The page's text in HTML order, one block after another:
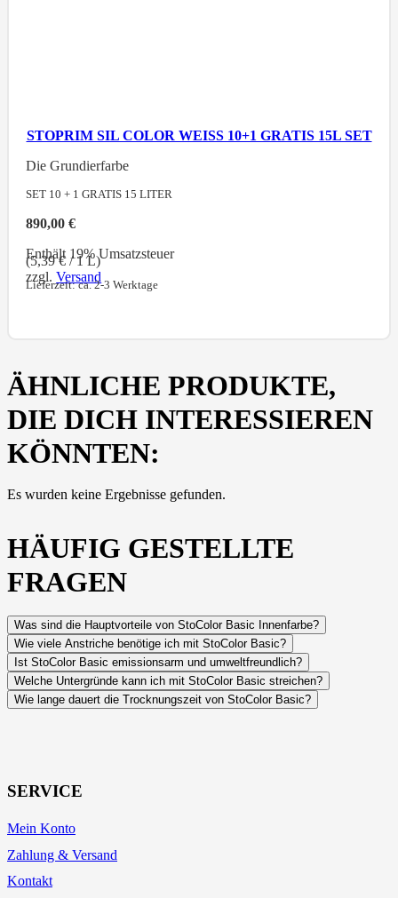
STOPRIM SIL COLOR WEISS 10+1 GRATIS 15L SET
Die Grundierfarbe
SET 10 + 1 GRATIS 15 LITER
890,00€
Enthält 19% Umsatzsteuer
(5,39€/ 1 L)
zzgl.Versand
Lieferzeit: ca. 2-3 Werktage
ÄHNLICHE PRODUKTE,
DIE DICH INTERESSIEREN
KÖNNTEN:
Es wurden keine Ergebnisse gefunden.
HÄUFIG GESTELLTE
FRAGEN
Was sind die Hauptvorteile von StoColor Basic Innenfarbe?
Wie viele Anstriche benötige ich mit StoColor Basic?
Ist StoColor Basic emissionsarm und umweltfreundlich?
Welche Untergründe kann ich mit StoColor Basic streichen?
Wie lange dauert die Trocknungszeit von StoColor Basic?
SERVICE
Mein Konto
Zahlung & Versand
Kontakt